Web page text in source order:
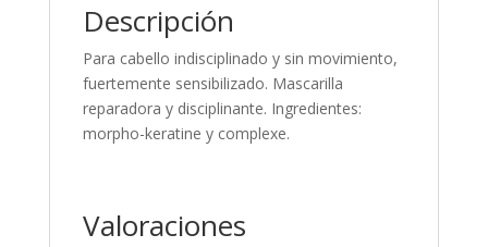
Descripción
Para cabello indisciplinado y sin movimiento,
fuertemente sensibilizado. Mascarilla
reparadora y disciplinante. Ingredientes:
morpho-keratine y complexe.
Valoraciones